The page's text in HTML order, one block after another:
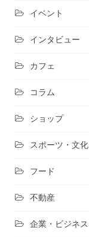
イベント
インタビュー
カフェ
コラム
ショップ
スポーツ・文化
フード
不動産
企業・ビジネス